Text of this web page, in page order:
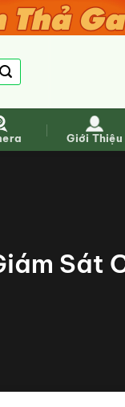
Giới Thiệu
Sát